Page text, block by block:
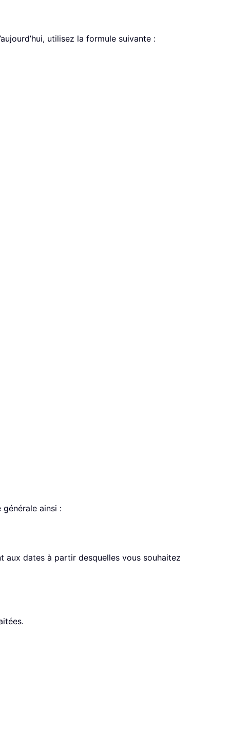
utilisez la formule suivante :
ainsi :
aux dates à partir desquelles vous souhaitez